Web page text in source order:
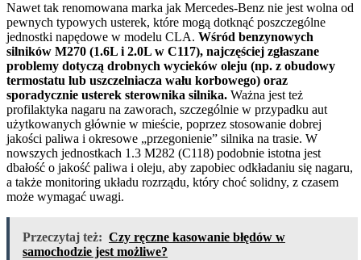
Nawet tak renomowana marka jak Mercedes-Benz nie jest wolna od
pewnych typowych usterek, które mogą dotknąć poszczególne
jednostki napędowe w modelu CLA. Wśród benzynowych
silników M270 (1.6L i 2.0L w C117), najczęściej zgłaszane
problemy dotyczą drobnych wycieków oleju (np. z obudowy
termostatu lub uszczelniacza wału korbowego) oraz
sporadycznie usterek sterownika silnika. Ważna jest też
profilaktyka nagaru na zaworach, szczególnie w przypadku aut
użytkowanych głównie w mieście, poprzez stosowanie dobrej
jakości paliwa i okresowe „przegonienie” silnika na trasie. W
nowszych jednostkach 1.3 M282 (C118) podobnie istotna jest
dbałość o jakość paliwa i oleju, aby zapobiec odkładaniu się nagaru,
a także monitoring układu rozrządu, który choć solidny, z czasem
może wymagać uwagi.
Przeczytaj też: Czy ręczne kasowanie błędów w
samochodzie jest możliwe?